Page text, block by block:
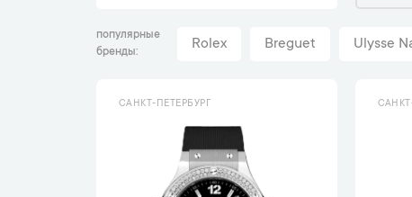
популярные
бренды
Rolex Breguet Ulysse
САНКТ-ПЕТЕРБУРГ